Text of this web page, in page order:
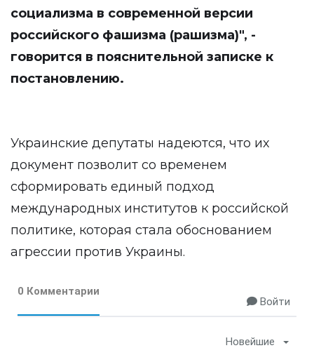
социализма в современной версии
российского фашизма (рашизма)", -
говорится в пояснительной записке к
постановлению.
Украинские депутаты надеются, что их
документ позволит со временем
сформировать единый подход
международных институтов к российской
политике, которая стала обоснованием
агрессии против Украины.
0 Комментарии
Войти
Новейшие